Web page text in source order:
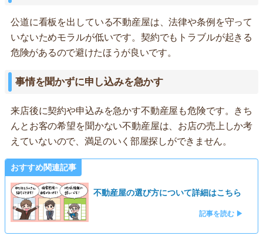
公道に看板を出している不動産屋は、法律や条例を守って
いないためモラルが低いです。契約でもトラブルが起きる
危険があるので避けたほうが良いです。
事情を聞かずに申し込みを急かす
来店後に契約や申込みを急かす不動産屋も危険です。きち
んとお客の希望を聞かない不動産屋は、お店の売上しか考
えていないので、満足のいく部屋探しができません。
おすすめ関連記事
不動産屋の選び方について詳細はこちら
記事を読む ▶